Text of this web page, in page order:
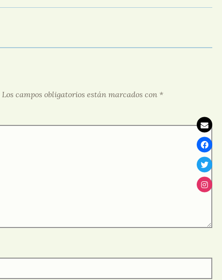
Los campos obligatorios están marcados con *